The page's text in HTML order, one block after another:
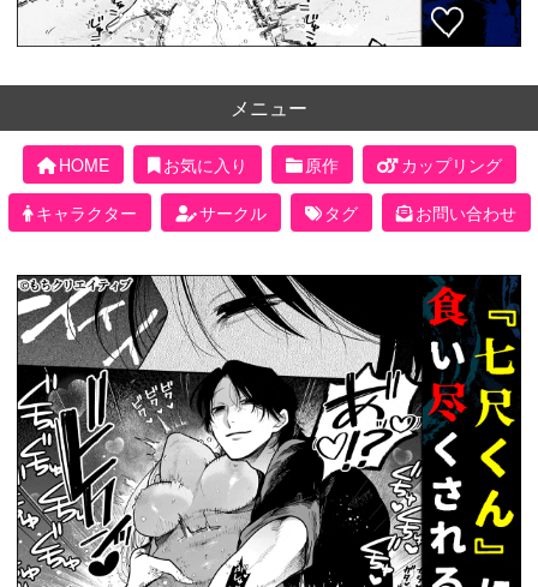
メニュー
HOME お気に入り 原作
カップリング
キャラクター
サークル タグ お問い合わせ